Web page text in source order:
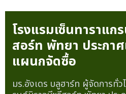
โรงแรมเซ็นทาราแก
สอร์ท พัทยา ประกา
แผนกจัดซื้อ
มร.อังเดร บลูฮาร์ท ผู้จัดการทั่ว